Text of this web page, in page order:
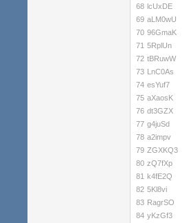
68 lcUxDE
69 aLM0wU
70 96GmaK
71 5RplUn
72 tBRuwW
73 LnC0As
74 esYuf7
75 aXaosK
76 dt3GZX
77 g4juSd
78 a2impv
79 ZGXKQ3
80 zQ7fXp
81 k4fE2Q
82 5Kl8vi
83 RagrSO
84 yKzGf3